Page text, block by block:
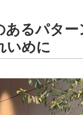
あるパター
いめに